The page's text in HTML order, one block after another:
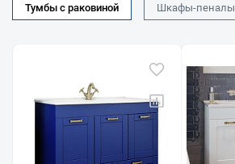
Тумбы с раковиной Шкафы-пеналы